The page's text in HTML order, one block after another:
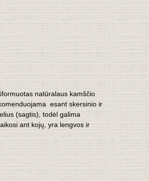
natūralaus kamščio
esant skersinio ir
(sagtis), todėl galima
ant kojų, yra lengvos ir